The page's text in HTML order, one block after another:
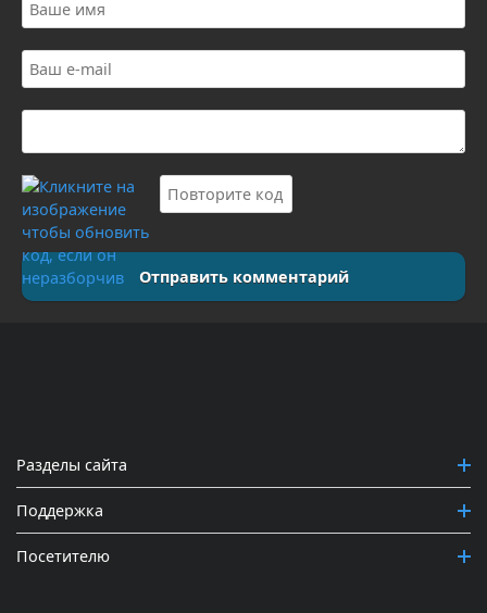
Отправить комментарий
Разделы сайта
Поддержка
Посетителю